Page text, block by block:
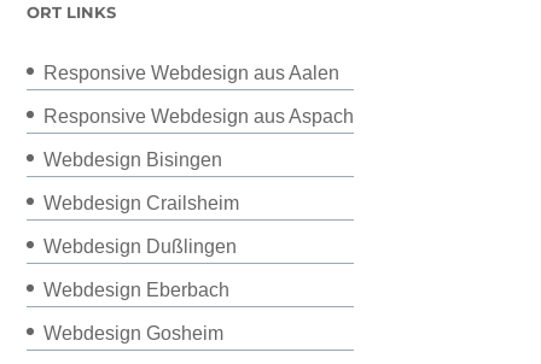
ORT LINKS
Responsive Webdesign aus Aalen
Responsive Webdesign aus Aspach
Webdesign Bisingen
Webdesign Crailsheim
Webdesign Dußlingen
Webdesign Eberbach
Webdesign Gosheim